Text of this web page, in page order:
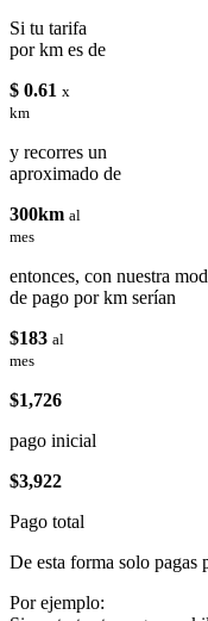
Si tu tarifa
por km es de
$ 0.61 x
km
y recorres un
aproximado de
300km al
mes
entonces, con nuestra
de pago por km serían
$183 al
mes
$1,726
pago inicial
$3,922
Pago total
De esta forma solo pagas
Por ejemplo: